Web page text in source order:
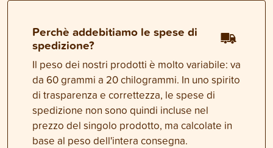
Perchè addebitiamo le spese di
spedizione?
Il peso dei nostri prodotti è molto variabile: va
da 60 grammi a 20 chilogrammi. In uno spirito
di trasparenza e correttezza, le spese di
spedizione non sono quindi incluse nel
prezzo del singolo prodotto, ma calcolate in
base al peso dell'intera consegna.